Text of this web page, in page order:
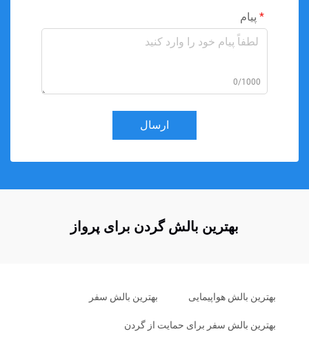
پیام
0/1000
ارسال
بهترین بالش گردن برای پرواز
بهترین بالش هواپیمایی بهترین بالش سفر
بهترین بالش سفر برای حمایت از گردن